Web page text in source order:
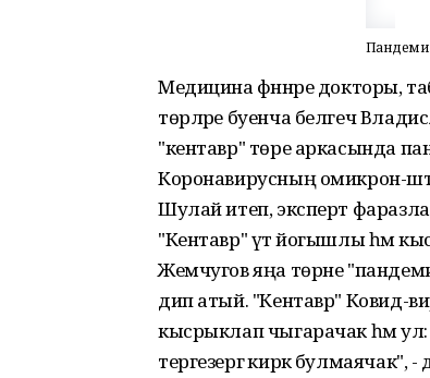
Медицина фәннәре докторы,
төрләре буенча белгеч
"кентавр" төре аркасында
Коронавирусның омикрон-
Шулай итеп, эксперт
"Кентавр" үтә йогышлы һәм
Жемчугов яңа төрне
дип атый. "Кентавр" Ковид-
кысрыклап чыгарачак һәм
тергезергә кирәк булмаячак",